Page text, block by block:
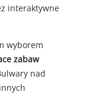
interaktywne
wyborem
zabaw
nad